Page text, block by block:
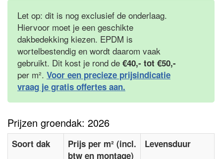
Let op: dit is nog exclusief de onderlaag.
Hiervoor moet je een geschikte
dakbedekking kiezen. EPDM is
wortelbestendig en wordt daarom vaak
gebruikt. Dit kost je rond de €40,- tot €50,-
per m². Voor een precieze prijsindicatie
vraag je gratis offertes aan.
Prijzen groendak: 2026
Soort dak
Prijs per m² (incl.
btw en montage)
Levensduur